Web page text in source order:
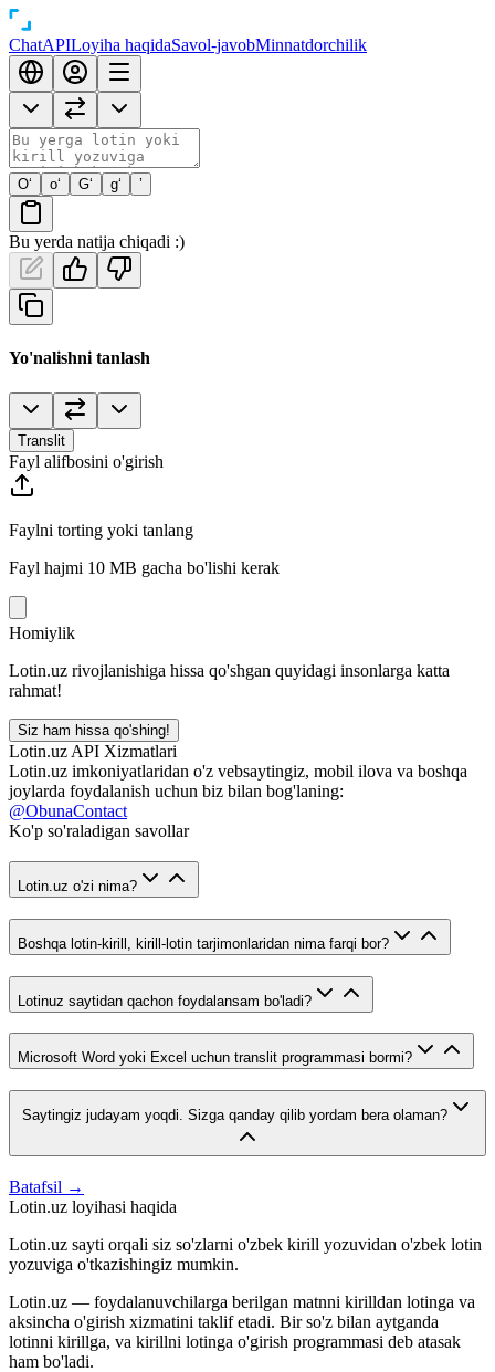
ChatAPILoyiha haqidaSavol-javobMinnatdorchilik
O‘ o‘ G‘ g‘ ’
Bu yerda natija chiqadi :)
Yo'nalishni tanlash
Translit
Fayl alifbosini o'girish
Faylni torting yoki tanlang
Fayl hajmi 10 MB gacha bo'lishi kerak
Homiylik
Lotin.uz rivojlanishiga hissa qo'shgan quyidagi insonlarga katta
rahmat!
Siz ham hissa qo'shing!
Lotin.uz API Xizmatlari
Lotin.uz imkoniyatlaridan o'z vebsaytingiz, mobil ilova va boshqa
joylarda foydalanish uchun biz bilan bog'laning:
@ObunaContact
Ko'p so'raladigan savollar
Lotin.uz o'zi nima?
Boshqa lotin-kirill, kirill-lotin tarjimonlaridan nima farqi bor?
Lotinuz saytidan qachon foydalansam bo'ladi?
Microsoft Word yoki Excel uchun translit programmasi bormi?
Saytingiz judayam yoqdi. Sizga qanday qilib yordam bera olaman?
Batafsil →
Lotin.uz loyihasi haqida
Lotin.uz sayti orqali siz so'zlarni o'zbek kirill yozuvidan o'zbek lotin
yozuviga o'tkazishingiz mumkin.
Lotin.uz — foydalanuvchilarga berilgan matnni kirilldan lotinga va
aksincha o'girish xizmatini taklif etadi. Bir so'z bilan aytganda
lotinni kirillga, va kirillni lotinga o'girish programmasi deb atasak
ham bo'ladi.